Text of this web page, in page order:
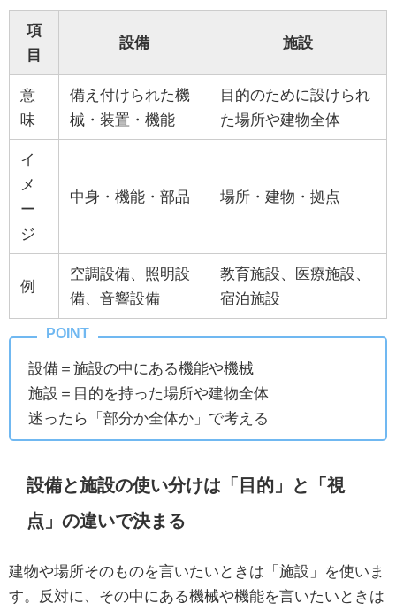
項
目
設備 施設
意
味
備え付けられた機
械・装置・機能
目的のために設けられ
た場所や建物全体
イ
メ
ー
ジ
中身・機能・部品 場所・建物・拠点
例
空調設備、照明設
備、音響設備
教育施設、医療施設、
宿泊施設
設備＝施設の中にある機能や機械
施設＝目的を持った場所や建物全体
迷ったら「部分か全体か」で考える
設備と施設の使い分けは「目的」と「視
点」の違いで決まる
建物や場所そのものを言いたいときは「施設」を使いま
す。反対に、その中にある機械や機能を言いたいときは